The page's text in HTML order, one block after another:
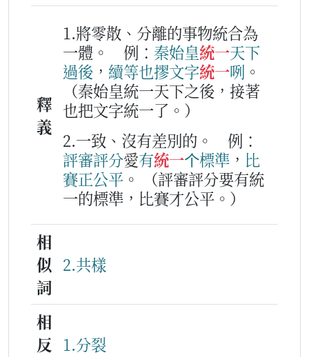
釋
義
1.將零散、分離的事物統合為
一體。
例： 秦始皇統一天下
過後 ， 續等也摎文字統一咧 。
（秦始皇統一天下之後，接著
也把文字統一了。）
2.一致、沒有差別的。
例：
評審評分愛有統一个標準 ， 比
賽正公平 。
（評審評分要有統
一的標準，比賽才公平。）
相
似
詞
2.共樣
相
反 1.分裂